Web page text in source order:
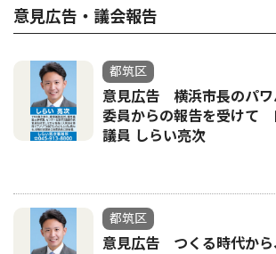
意見広告・議会報告
都筑区
意見広告 横浜市長のパワ
委員からの報告を受けて
議員 しらい亮次
都筑区
意見広告 つくる時代から